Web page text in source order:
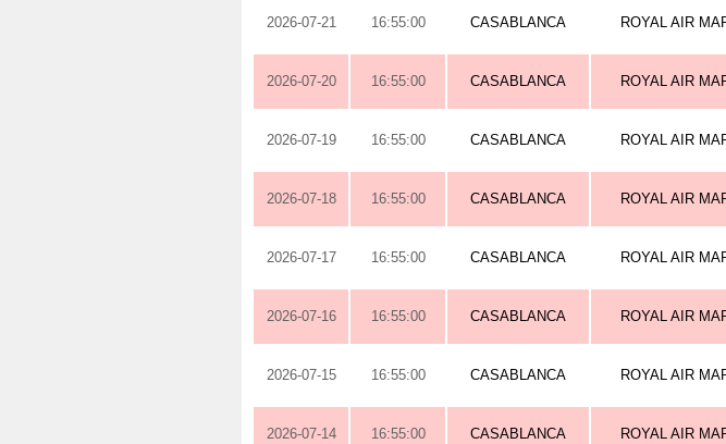
2026-07-21 16:55:00 CASABLANCA ROYAL AIR
2026-07-20 16:55:00 CASABLANCA ROYAL AIR
2026-07-19 16:55:00 CASABLANCA ROYAL AIR
2026-07-18 16:55:00 CASABLANCA ROYAL AIR
2026-07-17 16:55:00 CASABLANCA ROYAL AIR
2026-07-16 16:55:00 CASABLANCA ROYAL AIR
2026-07-15 16:55:00 CASABLANCA ROYAL AIR
2026-07-14 16:55:00 CASABLANCA ROYAL AIR